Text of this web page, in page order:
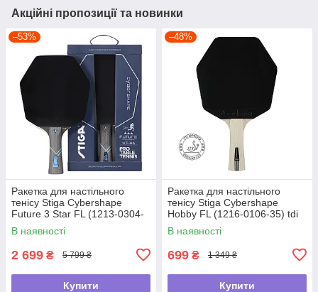
Акційні пропозиції та новинки
–53%
Ракетка для настільного
тенісу Stiga Cybershape
Future 3 Star FL (1213-0304-
35) tdi
В наявності
2 699 ₴ 5 799 ₴
Купити
–48%
Ракетка для настільного
тенісу Stiga Cybershape
Hobby FL (1216-0106-35) tdi
В наявності
699 ₴ 1 349 ₴
Купити